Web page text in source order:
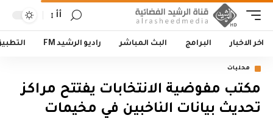
أأ
اخر الاخبار البرامج البث المباشر راديو الرشيد FM
محليات
مكتب مفوضية الانتخابات يفتتح مراكز
تحديث بيانات الناخبين في مخيمات